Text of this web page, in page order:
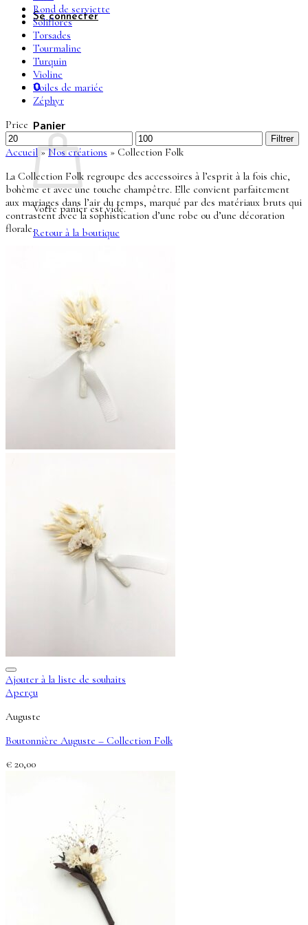
Se connecter
0
Panier
Votre panier est vide.
Retour à la boutique
Rond de serviette
Soliflores
Torsades
Tourmaline
Turquin
Violine
Voiles de mariée
Zéphyr
Price
Prix
min
Prix
max
Filtrer
Accueil »Nos créations » Collection Folk
La Collection Folk regroupe des accessoires à l’esprit à la fois chic,
bohème et avec une touche champêtre. Elle convient parfaitement
aux mariages dans l’air du temps, marqué par des matériaux bruts qui
contrastent avec la sophistication d’une robe ou d’une décoration
florale.
Ajouter à la liste de souhaits
Aperçu
Auguste
Boutonnière Auguste – Collection Folk
€ 20,00